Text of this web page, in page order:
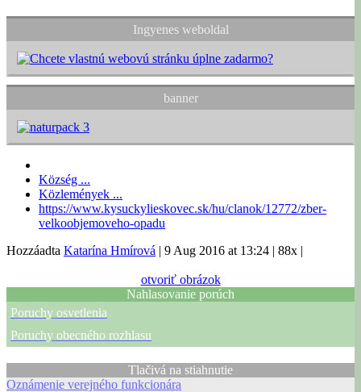
Ingyenes weboldal
banner
Község ...
Közlemények ...
https://www.kysuckylieskovec.sk/hu/clanok/12772/zber-
velkoobjemoveho-opadu
Hozzáadta Katarína Hmírová | 9 Aug 2016 at 13:24 | 88x |
otvoriť obrázok
Nahlasovanie porúch
Poruchy osvetlenia
Poruchy obecného rozhlasu
Tlačivá na stiahnutie
Oznámenie verejného funkcionára